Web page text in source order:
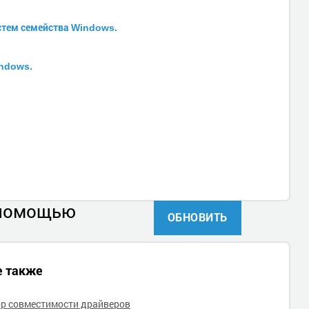
семейства Windows.
ОБНОВИТЬ
также
совместимости драйверов